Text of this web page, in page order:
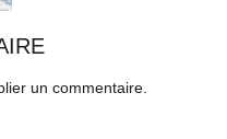
un commentaire.